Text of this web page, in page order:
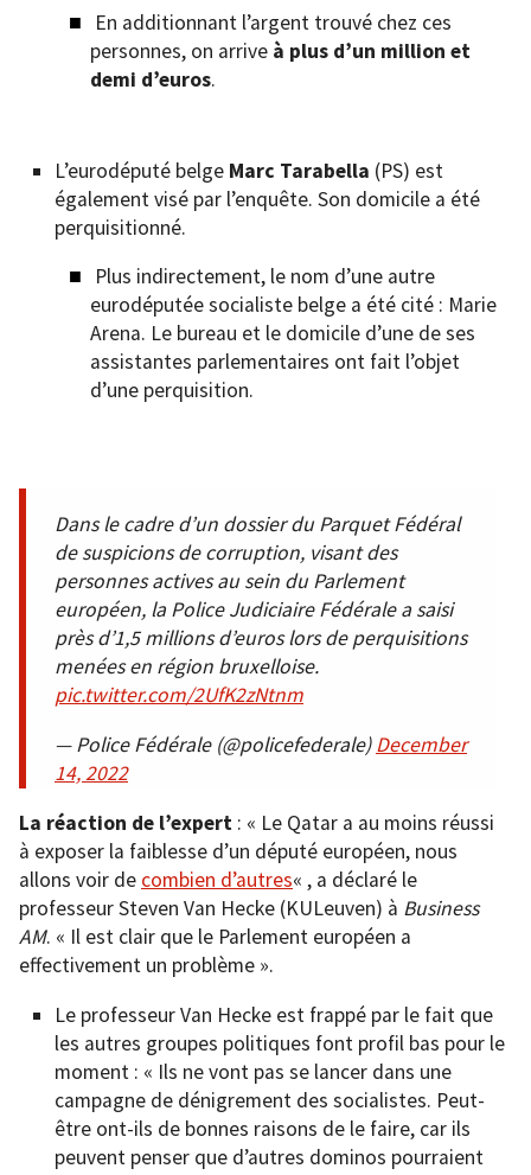
En additionnant l’argent trouvé chez ces
personnes, on arrive à plus d’un million et
demi d’euros.
L’eurodéputé belge Marc Tarabella (PS) est
également visé par l’enquête. Son domicile a été
perquisitionné.
Plus indirectement, le nom d’une autre
eurodéputée socialiste belge a été cité : Marie
Arena. Le bureau et le domicile d’une de ses
assistantes parlementaires ont fait l’objet
d’une perquisition.
Dans le cadre d’un dossier du Parquet Fédéral
de suspicions de corruption, visant des
personnes actives au sein du Parlement
européen, la Police Judiciaire Fédérale a saisi
près d’1,5 millions d’euros lors de perquisitions
menées en région bruxelloise.
pic.twitter.com/2UfK2zNtnm
— Police Fédérale (@policefederale)December
14, 2022
La réaction de l’expert : « Le Qatar a au moins réussi
à exposer la faiblesse d’un député européen, nous
allons voir de combien d’autres« , a déclaré le
professeur Steven Van Hecke (KULeuven) à Business
AM. « Il est clair que le Parlement européen a
effectivement un problème ».
Le professeur Van Hecke est frappé par le fait que
les autres groupes politiques font profil bas pour le
moment : « Ils ne vont pas se lancer dans une
campagne de dénigrement des socialistes. Peut-
être ont-ils de bonnes raisons de le faire, car ils
peuvent penser que d’autres dominos pourraient